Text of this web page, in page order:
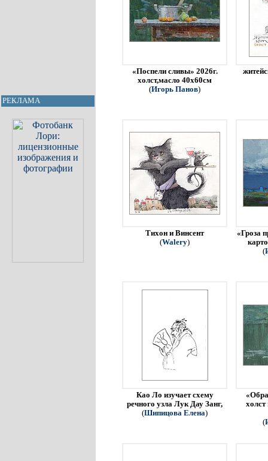
РЕКЛАМА
«Поспели сливы» 2026г.
холст,масло 40х60см
(Игорь Панов)
Тихон и Винсент
(Walery)
«Гроза
(
Као Ло изучает схему
речного узла Лук Дау Занг,
(Шипицова Елена)
холст
(